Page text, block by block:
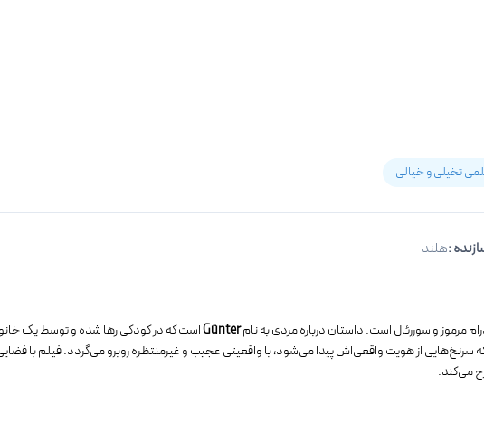
تخیلی و خیالی
:هلند
مرموز و سوررئال است. داستان درباره مردی به نامGünterاست که در کودکی رها شده و توسط یک
سرنخ‌هایی از هویت واقعی‌اش پیدا می‌شود، با واقعیتی عجیب و غیرمنتظره روبرو می‌گردد. فیلم با
می‌کند.